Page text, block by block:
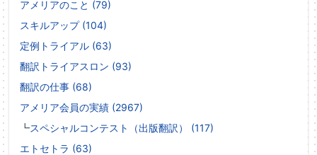
アメリアのこと (79)
スキルアップ (104)
定例トライアル (63)
翻訳トライアスロン (93)
翻訳の仕事 (68)
アメリア会員の実績 (2967)
┗スペシャルコンテスト（出版翻訳） (117)
エトセトラ (63)